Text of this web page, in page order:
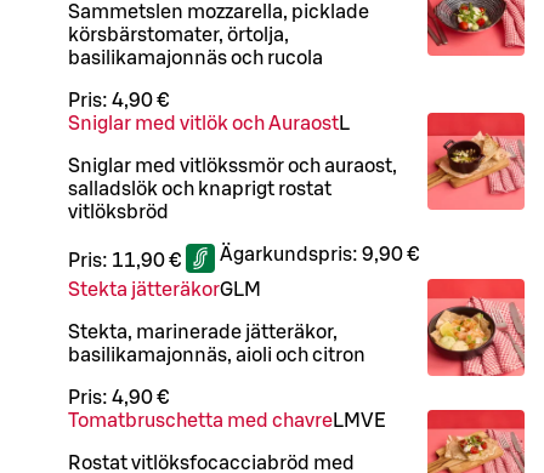
Sammetslen mozzarella, picklade
körsbärstomater, örtolja,
basilikamajonnäs och rucola
Pris: 4,90 €
Sniglar med vitlök och AuraostL
Sniglar med vitlökssmör och auraost,
salladslök och knaprigt rostat
vitlöksbröd
Pris: 11,90 € Ägarkundspris: 9,90 €
Stekta jätteräkorGLM
Stekta, marinerade jätteräkor,
basilikamajonnäs, aioli och citron
Pris: 4,90 €
Tomatbruschetta med chavreLMVE
Rostat vitlöksfocacciabröd med